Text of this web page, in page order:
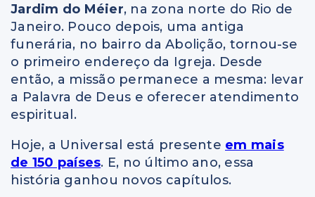
Jardim do Méier, na zona norte do Rio de
Janeiro. Pouco depois, uma antiga
funerária, no bairro da Abolição, tornou-se
o primeiro endereço da Igreja. Desde
então, a missão permanece a mesma: levar
a Palavra de Deus e oferecer atendimento
espiritual.
Hoje, a Universal está presente em mais
de 150 países. E, no último ano, essa
história ganhou novos capítulos.